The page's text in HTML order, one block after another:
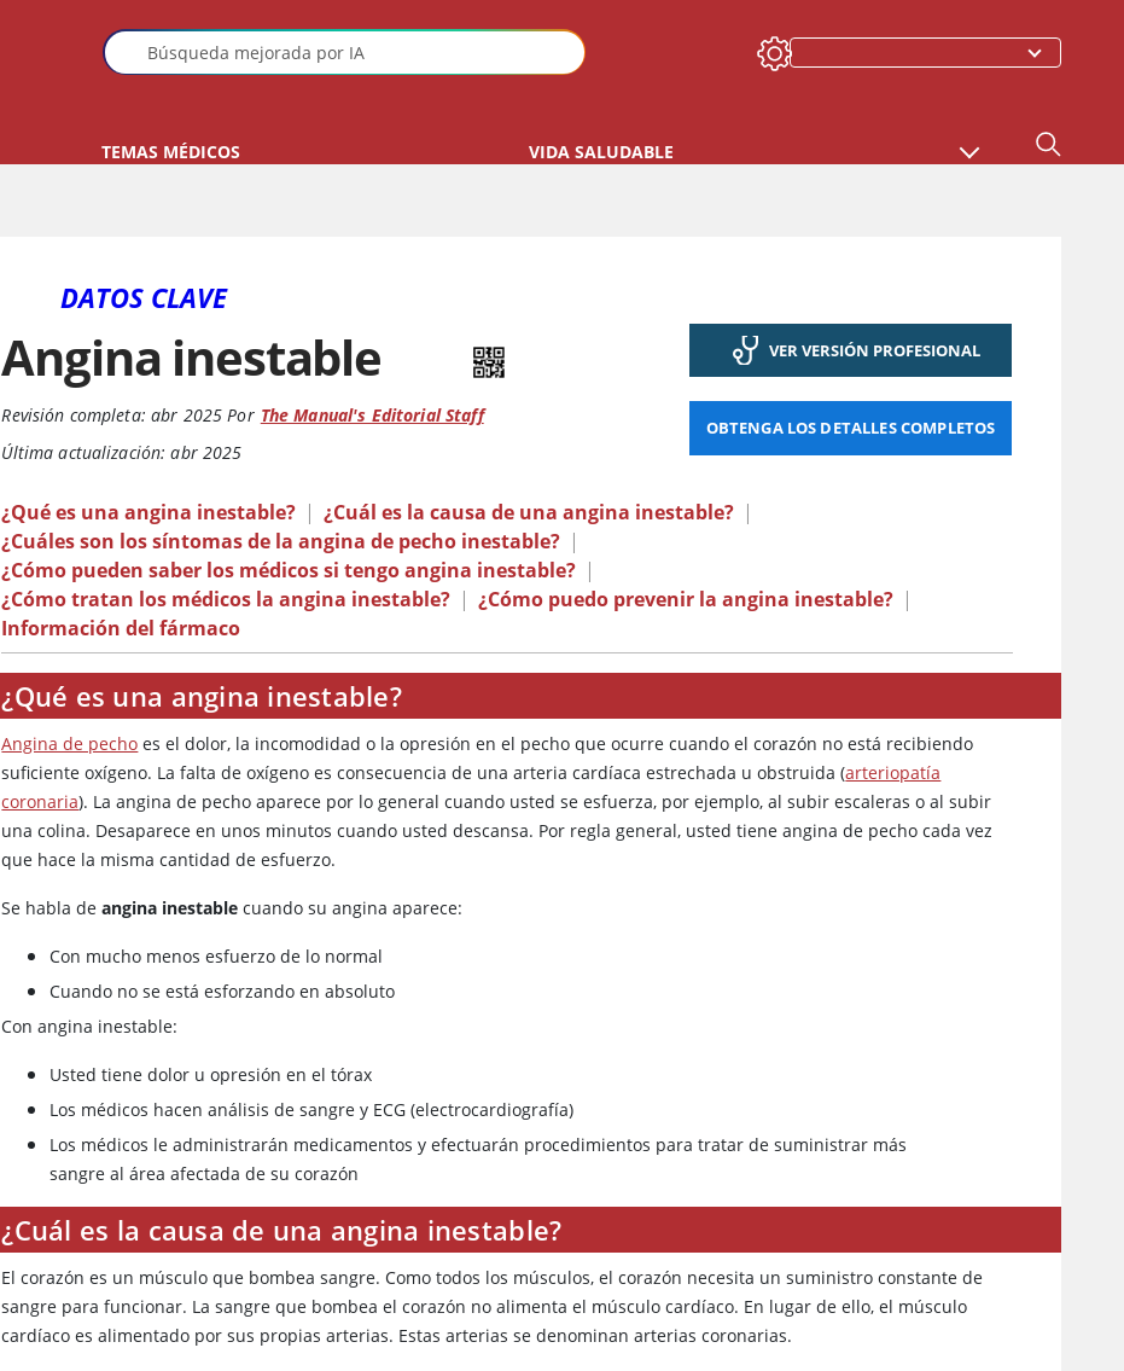
TEMAS MÉDICOS VIDA SALUDABLE
DATOS CLAVE
Angina inestable
Revisión completa: abr 2025 Por The Manual's Editorial Staff
Última actualización: abr 2025
VER VERSIÓN PROFESIONAL
OBTENGA LOS DETALLES COMPLETOS
¿Qué es una angina inestable? | ¿Cuál es la causa de una angina inestable? |
¿Cuáles son los síntomas de la angina de pecho inestable? |
¿Cómo pueden saber los médicos si tengo angina inestable? |
¿Cómo tratan los médicos la angina inestable? | ¿Cómo puedo prevenir la angina inestable? |
Información del fármaco
¿Qué es una angina inestable?
Angina de pecho es el dolor, la incomodidad o la opresión en el pecho que ocurre cuando el corazón no está recibiendo
suficiente oxígeno. La falta de oxígeno es consecuencia de una arteria cardíaca estrechada u obstruida (arteriopatía
coronaria). La angina de pecho aparece por lo general cuando usted se esfuerza, por ejemplo, al subir escaleras o al subir
una colina. Desaparece en unos minutos cuando usted descansa. Por regla general, usted tiene angina de pecho cada vez
que hace la misma cantidad de esfuerzo.
Se habla deangina inestable cuando su angina aparece:
Con mucho menos esfuerzo de lo normal
Cuando no se está esforzando en absoluto
Con angina inestable:
Usted tiene dolor u opresión en el tórax
Los médicos hacen análisis de sangre y ECG (electrocardiografía)
Los médicos le administrarán medicamentos y efectuarán procedimientos para tratar de suministrar más
sangre al área afectada de su corazón
¿Cuál es la causa de una angina inestable?
El corazón es un músculo que bombea sangre. Como todos los músculos, el corazón necesita un suministro constante de
sangre para funcionar. La sangre que bombea el corazón no alimenta el músculo cardíaco. En lugar de ello, el músculo
cardíaco es alimentado por sus propias arterias. Estas arterias se denominan arterias coronarias.